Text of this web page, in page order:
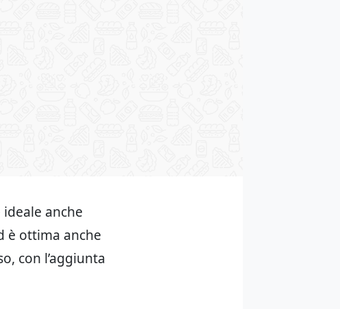
anche
è ottima anche
con l’aggiunta